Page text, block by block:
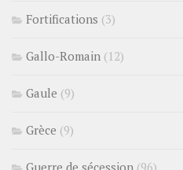
Fortifications (3)
Gallo-Romain (12)
Gaule (9)
Grèce (9)